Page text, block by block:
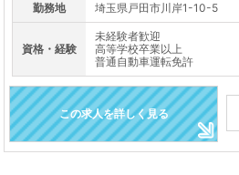
勤務地 埼玉県戸田市川岸1-10-5
資格・経験
未経験者歓迎
高等学校卒業以上
普通自動車運転免許
この求人を詳しく見る